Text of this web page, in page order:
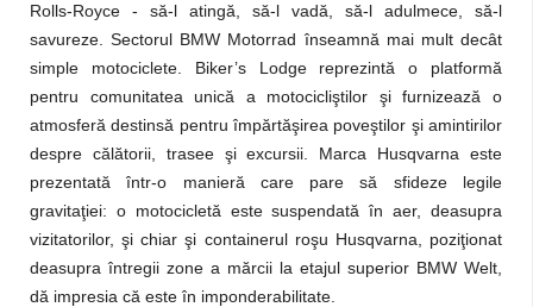
Rolls-Royce - să-l atingă, să-l vadă, să-l adulmece, să-l
savureze. Sectorul BMW Motorrad înseamnă mai mult decât
simple motociclete. Biker’s Lodge reprezintă o platformă
pentru comunitatea unică a motocicliştilor şi furnizează o
atmosferă destinsă pentru împărtăşirea poveştilor şi amintirilor
despre călătorii, trasee şi excursii. Marca Husqvarna este
prezentată într-o manieră care pare să sfideze legile
gravitaţiei: o motocicletă este suspendată în aer, deasupra
vizitatorilor, şi chiar şi containerul roşu Husqvarna, poziţionat
deasupra întregii zone a mărcii la etajul superior BMW Welt,
dă impresia că este în imponderabilitate.